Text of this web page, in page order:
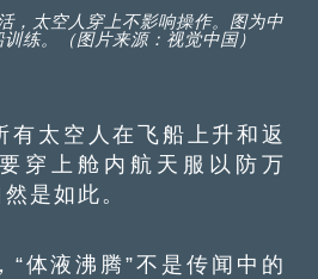
，太空人穿上不影响操作。图为中
练。（图片来源：视觉中国）
太空人在飞船上升和返
穿上舱内航天服以防万
是如此。
液沸腾”不是传闻中的